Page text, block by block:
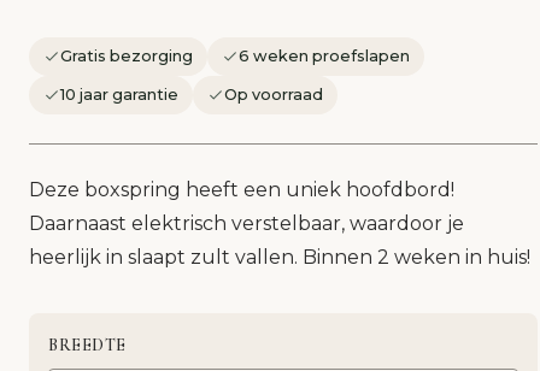
Gratis bezorging 6 weken proefslapen
10 jaar garantie Op voorraad
Deze boxspring heeft een uniek hoofdbord!
Daarnaast elektrisch verstelbaar, waardoor je
heerlijk in slaapt zult vallen. Binnen 2 weken in huis!
BREEDTE